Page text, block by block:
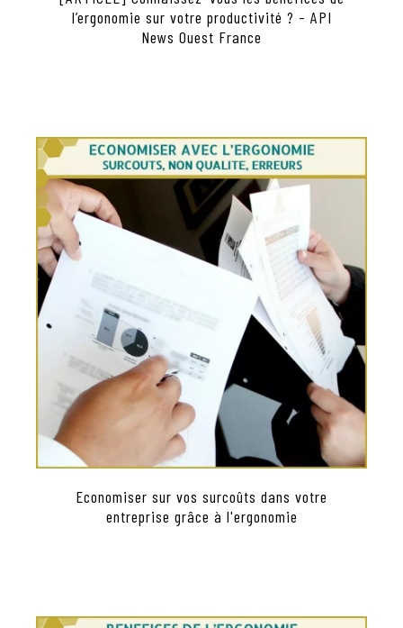
l’ergonomie sur votre productivité ? - API
News Ouest France
Economiser sur vos surcoûts dans votre
entreprise grâce à l'ergonomie